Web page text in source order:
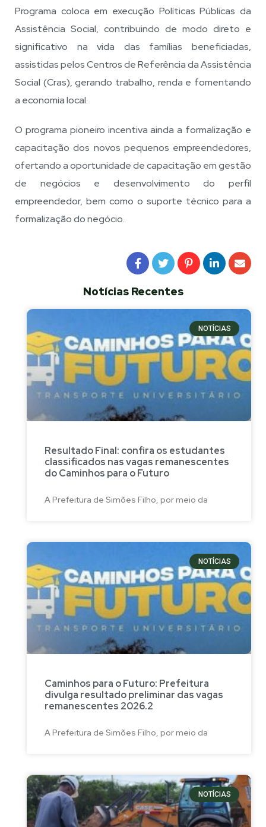
Programa coloca em execução Políticas Públicas da
Assistência Social, contribuindo de modo direto e
significativo na vida das famílias beneficiadas,
assistidas pelos Centros de Referência da Assistência
Social (Cras), gerando trabalho, renda e fomentando
a economia local.
O programa pioneiro incentiva ainda a formalização e
capacitação dos novos pequenos empreendedores,
ofertando a oportunidade de capacitação em gestão
de negócios e desenvolvimento do perfil
empreendedor, bem como o suporte técnico para a
formalização do negócio.
Notícias Recentes
NOTÍCIAS
Resultado Final: confira os estudantes
classificados nas vagas remanescentes
do Caminhos para o Futuro
A Prefeitura de Simões Filho, por meio da
NOTÍCIAS
Caminhos para o Futuro: Prefeitura
divulga resultado preliminar das vagas
remanescentes 2026.2
A Prefeitura de Simões Filho, por meio da
NOTÍCIAS